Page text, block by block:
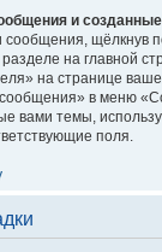
и
сообщения, щёлкнув
на главной
на странице
в меню
вами темы,
поля.